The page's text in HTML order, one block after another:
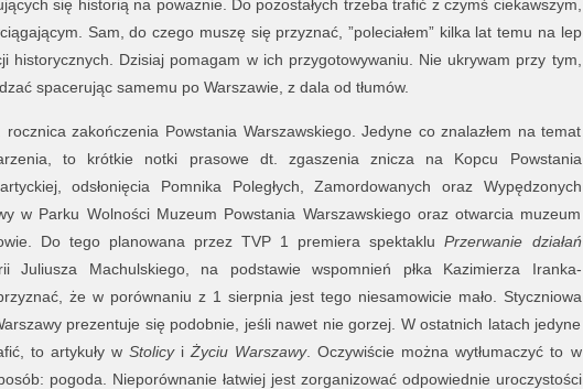
się historią na poważnie. Do pozostałych trzeba trafić z czymś ciekawszym,
Sam, do czego muszę się przyznać, ”poleciałem” kilka lat temu na lep
historycznych. Dzisiaj pomagam w ich przygotowywaniu. Nie ukrywam przy tym,
spacerując samemu po Warszawie, z dala od tłumów.
rocznica zakończenia Powstania Warszawskiego. Jedyne co znalazłem na temat
to krótkie notki prasowe dt. zgaszenia znicza na Kopcu Powstania
odsłonięcia Pomnika Poległych, Zamordowanych oraz Wypędzonych
w Parku Wolności Muzeum Powstania Warszawskiego oraz otwarcia muzeum
Do tego planowana przez TVP 1 premiera spektakluPrzerwanie działań
Juliusza Machulskiego, na podstawie wspomnień płka Kazimierza Iranka-
że w porównaniu z 1 sierpnia jest tego niesamowicie mało. Styczniowa
prezentuje się podobnie, jeśli nawet nie gorzej. W ostatnich latach jedyne
to artykuły wStolicyiŻyciu Warszawy. Oczywiście można wytłumaczyć to w
pogoda. Nieporównanie łatwiej jest zorganizować odpowiednie uroczystości